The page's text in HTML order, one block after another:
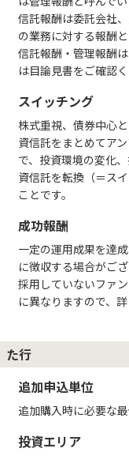
信託報酬は委託会社
の業務に対する報酬と
信託報酬・管理報酬
は目論見書をご確認く
スイッチング
株式重視、債券中心
資信託をまとめてア
で、投資環境の変化
資信託を転換（＝ス
ことです。
成功報酬
一定の運用成果を達
に徴収する場合がご
採用していないファ
に異なりますので、
た行
追加申込単位
追加購入時に必要な
投資エリア